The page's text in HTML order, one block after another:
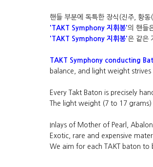
핸들 부분에 독특한 장식(진주, 황
'TAKT Symphony 지휘봉'의 핸들
'TAKT Symphony 지휘봉'은 같은
TAKT Symphony conducting
balance, and light weight
Every Takt Baton is precisely
The light weight (7 to 17
Inlays of Mother of Pearl,
Exotic, rare and expensive
We aim for each TAKT baton to